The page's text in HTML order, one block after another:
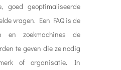
goed geoptimaliseerde
vragen. Een FAQ is de
en zoekmachines de
te geven die ze nodig
of organisatie. In